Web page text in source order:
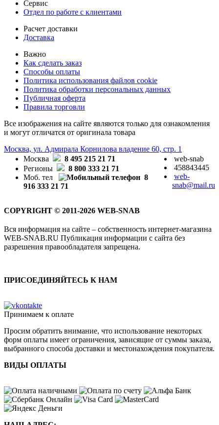
Сервис
Отдел по работе с клиентами
Расчет доставки
Доставка
Важно
Как сделать заказ
Способы оплаты
Политика использования файлов cookie
Политика обработки персональных данных
Публичная оферта
Правила торговли
Все изображения на сайте являются только для ознакомления
и могут отличатся от оригинала товара
Москва, ул. Адмирала Корнилова владение 60, стр. 1
Москва
8 495 215 21 71
Регионы
8 800 333 21 71
Моб. тел
8
916 333 21 71
web-snab
458843445
web-
snab@mail.ru
COPYRIGHT © 2011-2026 WEB-SNAB
Вся информация на сайте – собственность интернет-магазина
WEB-SNAB.RU Публикация информации с сайта без
разрешения правообладателя запрещена.
ПРИСОЕДИНЯЙТЕСЬ К НАМ
Принимаем к оплате
Просим обратить внимание, что использование некоторых
форм оплаты имеет ограничения, зависящие от суммы заказа,
выбранного способа доставки и местонахождения покупателя.
ВИДЫ ОПЛАТЫ